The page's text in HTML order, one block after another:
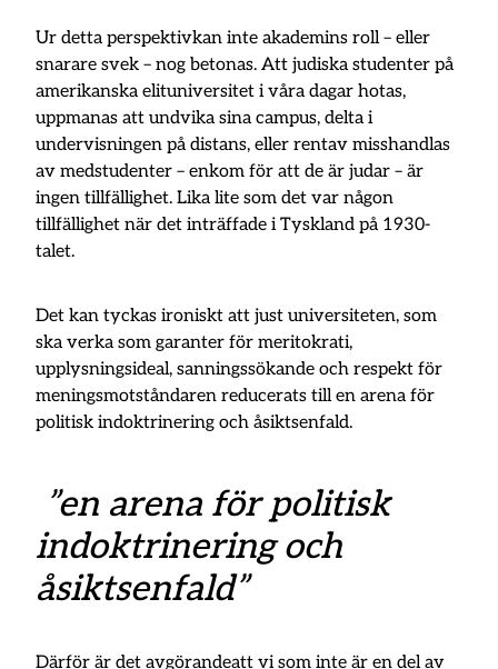
Ur detta perspektivkan inte akademins roll – eller
snarare svek – nog betonas. Att judiska studenter på
amerikanska elituniversitet i våra dagar hotas,
uppmanas att undvika sina campus, delta i
undervisningen på distans, eller rentav misshandlas
av medstudenter – enkom för att de är judar – är
ingen tillfällighet. Lika lite som det var någon
tillfällighet när det inträffade i Tyskland på 1930-
talet.
Det kan tyckas ironiskt att just universiteten, som
ska verka som garanter för meritokrati,
upplysningsideal, sanningssökande och respekt för
meningsmotståndaren reducerats till en arena för
politisk indoktrinering och åsiktsenfald.
”en arena för politisk
indoktrinering och
åsiktsenfald”
Därför är det avgörandeatt vi som inte är en del av